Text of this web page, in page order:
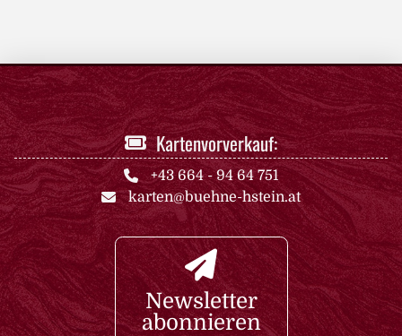
Kartenvorverkauf:
+43 664 - 94 64 751
karten@buehne-hstein.at
Newsletter
abonnieren